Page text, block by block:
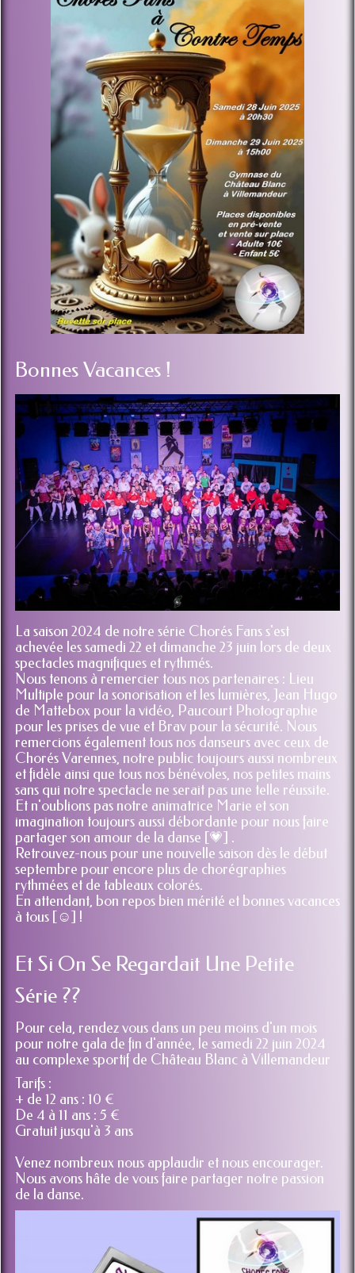
Bonnes Vacances !
La saison 2024 de notre série Chorés Fans s'est
achevée les samedi 22 et dimanche 23 juin lors de deux
spectacles magnifiques et rythmés.
Nous tenons à remercier tous nos partenaires : Lieu
Multiple pour la sonorisation et les lumières, Jean Hugo
de Mattebox pour la vidéo, Paucourt Photographie
pour les prises de vue et Brav pour la sécurité. Nous
remercions également tous nos danseurs avec ceux de
Chorés Varennes, notre public toujours aussi nombreux
et fidèle ainsi que tous nos bénévoles, nos petites mains
sans qui notre spectacle ne serait pas une telle réussite.
Et n'oublions pas notre animatrice Marie et son
imagination toujours aussi débordante pour nous faire
partager son amour de la danse [💗] .
Retrouvez-nous pour une nouvelle saison dès le début
septembre pour encore plus de chorégraphies
rythmées et de tableaux colorés.
En attendant, bon repos bien mérité et bonnes vacances
à tous [☺️] !
Et Si On Se Regardait Une Petite
Série ??
Pour cela, rendez vous dans un peu moins d'un mois
pour notre gala de fin d'année, le samedi 22 juin 2024
au complexe sportif de Château Blanc à Villemandeur
Tarifs :
+ de 12 ans : 10 €
De 4 à 11 ans : 5 €
Gratuit jusqu'à 3 ans
Venez nombreux nous applaudir et nous encourager.
Nous avons hâte de vous faire partager notre passion
de la danse.